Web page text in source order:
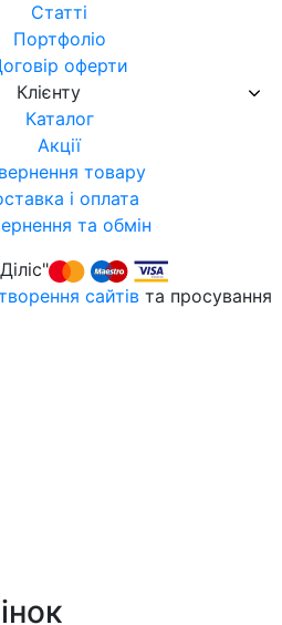
Статті
Портфоліо
оферти
Клієнту
Каталог
Акції
товару
і оплата
та обмiн
сайтівта просування